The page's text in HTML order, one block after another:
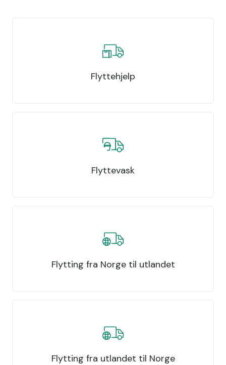
Flyttehjelp
Flyttevask
Flytting fra Norge til utlandet
Flytting fra utlandet til Norge